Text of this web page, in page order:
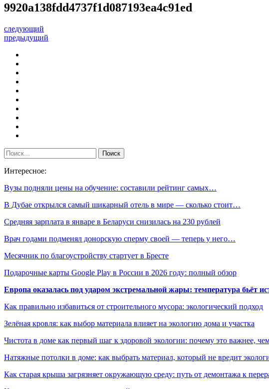
9920a138fdd4737f1d087193ea4c91ed
следующий
предыдущий
Интересное:
Вузы подняли цены на обучение: составили рейтинг самых…
В Дубае открылся самый шикарный отель в мире — сколько стоит…
Средняя зарплата в январе в Беларуси снизилась на 230 рублей
Врач годами подменял донорскую сперму своей — теперь у него…
Месячник по благоустройству стартует в Бресте
Подарочные карты Google Play в России в 2026 году: полный обзор
Европа оказалась под ударом экстремальной жары: температура бьёт
Как правильно избавиться от строительного мусора: экологический подход
Зелёная кровля: как выбор материала влияет на экологию дома и участка
Чистота в доме как первый шаг к здоровой экологии: почему это важнее,
Натяжные потолки в доме: как выбрать материал, который не вредит
Как старая крыша загрязняет окружающую среду: путь от демонтажа к